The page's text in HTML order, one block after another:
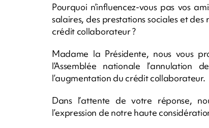
Pourquoi n’influencez-vous pas vos
salaires, des prestations sociales et
crédit collaborateur ?
Madame la Présidente, nous vous
l’Assemblée nationale l’annulation
l’augmentation du crédit collaborateur.
Dans l’attente de votre réponse,
l’expression de notre haute